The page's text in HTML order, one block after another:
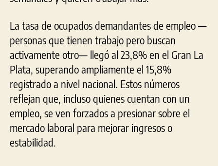
La tasa de ocupados demandantes de empleo —
personas que tienen trabajo pero buscan
activamente otro— llegó al 23,8% en el Gran La
Plata, superando ampliamente el 15,8%
registrado a nivel nacional. Estos números
reflejan que, incluso quienes cuentan con un
empleo, se ven forzados a presionar sobre el
mercado laboral para mejorar ingresos o
estabilidad.